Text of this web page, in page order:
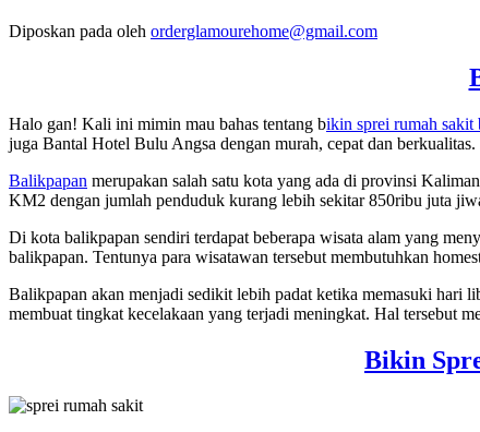
Diposkan pada oleh orderglamourehome@gmail.com
Halo gan! Kali ini mimin mau bahas tentang bikin sprei rumah sakit
juga Bantal Hotel Bulu Angsa dengan murah, cepat dan
Balikpapan merupakan salah satu kota yang ada di provinsi
KM2 dengan jumlah penduduk kurang lebih sekitar 850ribu juta
Di kota balikpapan sendiri terdapat beberapa wisata alam yang
balikpapan. Tentunya para wisatawan tersebut membutuhkan
Balikpapan akan menjadi sedikit lebih padat ketika memasuki hari
membuat tingkat kecelakaan yang terjadi meningkat. Hal tersebut
Bikin